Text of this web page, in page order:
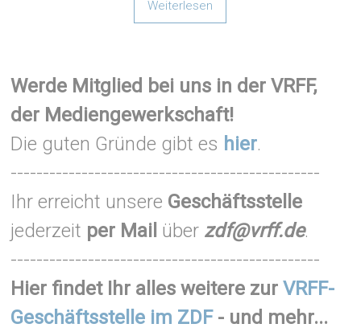
Weiterlesen
Werde Mitglied bei uns in der VRFF,
der Mediengewerkschaft!
Die guten Gründe gibt es hier.
------------------------------------------------
Ihr erreicht unsere Geschäftsstelle
jederzeit per Mail über zdf@vrff.de.
------------------------------------------------
Hier findet Ihr alles weitere zurVRFF-
Geschäftsstelle im ZDF- und mehr...